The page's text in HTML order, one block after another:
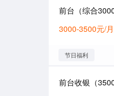
前台（综合
3000-3500元/月
节日福利
前台收银（